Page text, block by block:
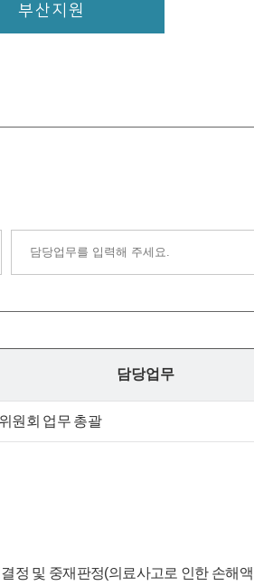
부산지원
담당업무
원회 업무 총괄
정 및 중재판정(의료사고로 인한 손해